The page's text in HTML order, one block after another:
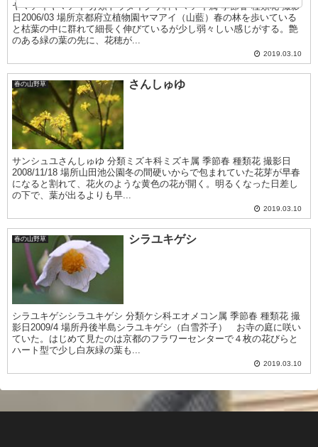
ヤマアイヤマアイ 分類トウダイグサ科ヤマアイ属 季節春 種類花 撮影
日2006/03 場所京都府立植物園ヤマアイ（山藍）春の林を歩いている
と枯葉の中に群れて細長く伸びているが少し弱々しい感じがする。艶
のある緑の葉の先に、花穂が...
2019.03.10
春の山野草 さんしゅゆ
サンシュユさんしゅゆ 分類ミズキ科ミズキ属 季節春 種類花 撮影日
2008/11/18 場所山田池公園冬の間硬いからで包まれていた花芽が早春
になると割れて、花火のような黄色の花が開く。明るくなった日差し
の下で、葉が出るよりも早...
2019.03.10
春の山野草 シラユキゲシ
シラユキゲシシラユキゲシ 分類ケシ科エオメコン属 季節春 種類花 撮
影日2009/4 場所丹後半島シラユキゲシ（白雪芥子） お寺の庭に咲い
ていた。はじめて見たのは京都のフラワーセンターで４枚の花びらと
ハート型で少し白灰緑の葉も...
2019.03.10